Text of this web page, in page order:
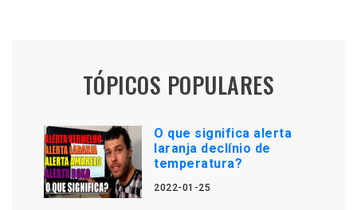
TÓPICOS POPULARES
O que significa alerta
laranja declínio de
temperatura?
2022-01-25